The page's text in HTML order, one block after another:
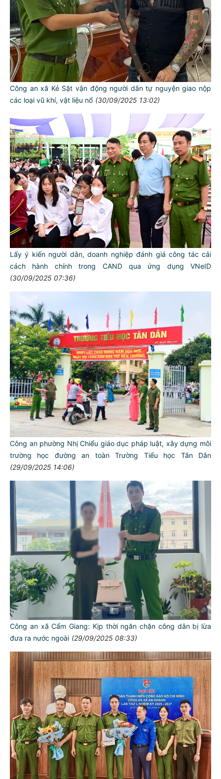
Công an xã Kẻ Sặt vận động người dân tự nguyện giao nộp
các loại vũ khí, vật liệu nổ (30/09/2025 13:02)
Lấy ý kiến người dân, doanh nghiệp đánh giá công tác cải
cách hành chính trong CAND qua ứng dụng VNeID
(30/09/2025 07:36)
Công an phường Nhị Chiểu giáo dục pháp luật, xây dựng môi
trường học đường an toàn Trường Tiểu học Tân Dân
(29/09/2025 14:06)
Công an xã Cẩm Giang: Kịp thời ngăn chặn công dân bị lừa
đưa ra nước ngoài (29/09/2025 08:33)